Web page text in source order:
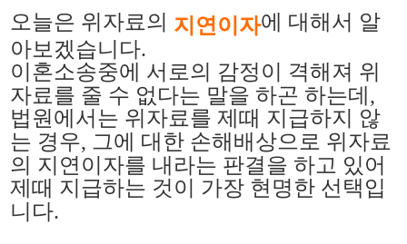
오늘은 위자료의 지연이자에 대해서 알
아보겠습니다.
이혼소송중에 서로의 감정이 격해져 위
자료를 줄 수 없다는 말을 하곤 하는데,
법원에서는 위자료를 제때 지급하지 않
는 경우, 그에 대한 손해배상으로 위자료
의 지연이자를 내라는 판결을 하고 있어
제때 지급하는 것이 가장 현명한 선택입
니다.